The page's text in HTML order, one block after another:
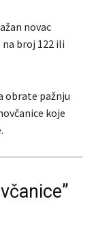
novac
na broj 122 ili
obrate pažnju
koje